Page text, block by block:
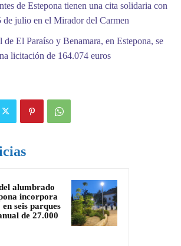
de Estepona tienen una cita solidaria con
julio en el Mirador del Carmen
de El Paraíso y Benamara, en Estepona, se
licitación de 164.074 euros
alumbrado
incorpora
seis parques
de 27.000